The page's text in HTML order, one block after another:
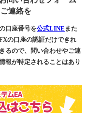
連絡を
口座番号を公式LINE また
の口座の認証だけできれ
るので、問い合わせやご連
報が特定されることはあり